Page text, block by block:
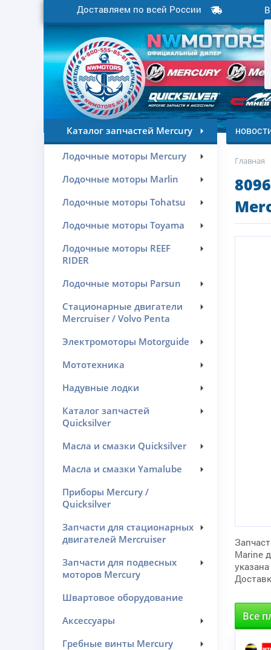
Доставляем по всей России
Каталог запчастей Mercury
Лодочные моторы Mercury
Лодочные моторы Marlin
Лодочные моторы Tohatsu
Лодочные моторы Toyama
Лодочные моторы REEF
RIDER
Лодочные моторы Parsun
Стационарные двигатели
Mercruiser / Volvo Penta
Электромоторы Motorguide
Мототехника
Надувные лодки
Каталог запчастей
Quicksilver
Масла и смазки Quicksilver
Масла и смазки Yamalube
Приборы Mercury /
Quicksilver
Запчасти для стационарных
двигателей Mercruiser
Запчасти для подвесных
моторов Mercury
Швартовое оборудование
Аксессуары
Гребные винты Mercury
Главная
Marine
Все